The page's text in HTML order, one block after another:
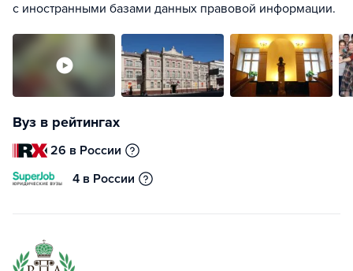
с иностранными базами данных правовой информации.
Вуз в рейтингах
26 в России
4 в России